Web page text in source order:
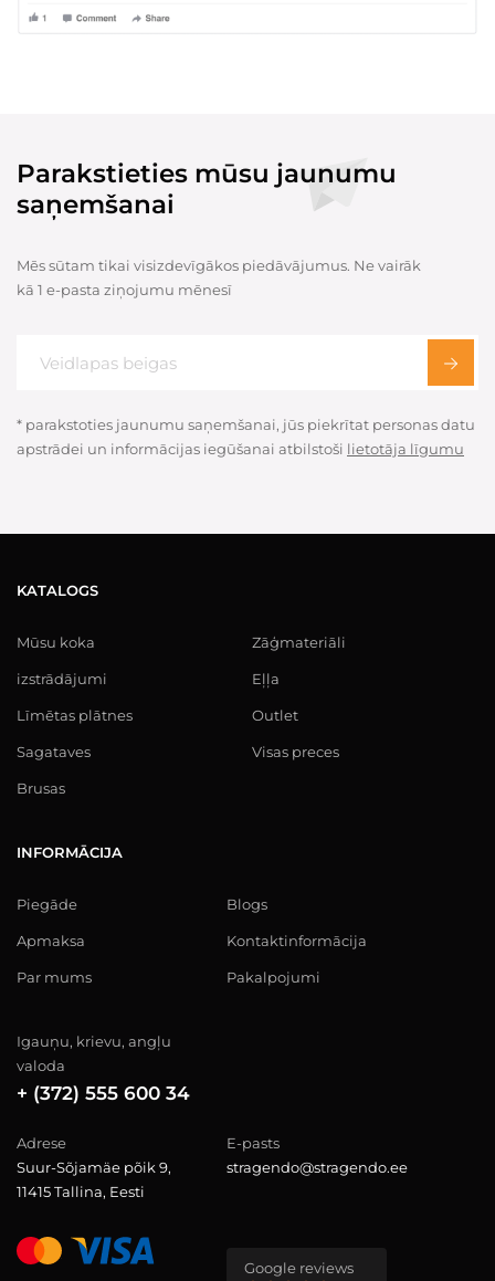
Parakstieties mūsu jaunumu
saņemšanai
Mēs sūtam tikai visizdevīgākos piedāvājumus. Ne vairāk
kā 1 e-pasta ziņojumu mēnesī
* parakstoties jaunumu saņemšanai, jūs piekrītat personas datu
apstrādei un informācijas iegūšanai atbilstoši lietotāja līgumu
KATALOGS
Mūsu koka
izstrādājumi
Līmētas plātnes
Sagataves
Brusas
Zāģmateriāli
Eļļa
Outlet
Visas preces
INFORMĀCIJA
Piegāde
Apmaksa
Par mums
Blogs
Kontaktinformācija
Pakalpojumi
Igauņu, krievu, angļu
valoda
+ (372) 555 600 34
Adrese
Suur-Sõjamäe põik 9,
11415 Tallina, Eesti
E-pasts
stragendo@stragendo.ee
Google reviews